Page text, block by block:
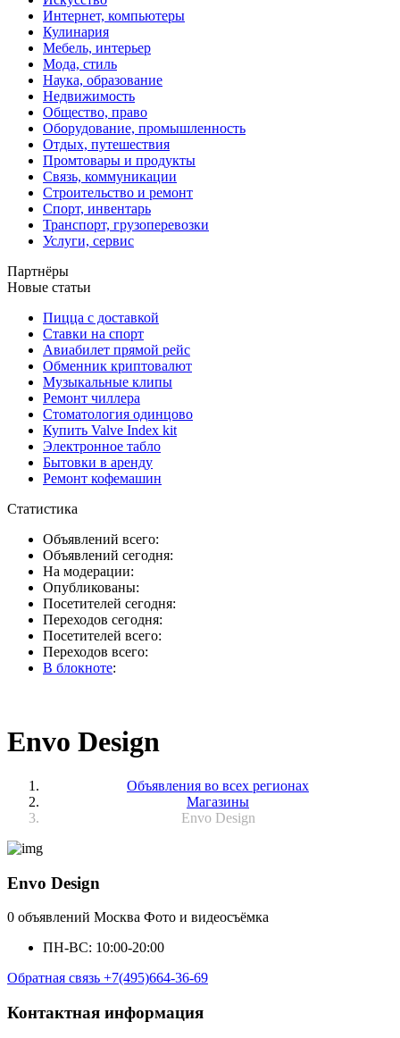
Интернет, компьютеры
Кулинария
Мебель, интерьер
Мода, стиль
Наука, образование
Недвижимость
Общество, право
Оборудование, промышленность
Отдых, путешествия
Промтовары и продукты
Связь, коммуникации
Строительство и ремонт
Спорт, инвентарь
Транспорт, грузоперевозки
Услуги, сервис
Партнёры
Новые статьи
Пицца с доставкой
Ставки на спорт
Авиабилет прямой рейс
Обменник криптовалют
Музыкальные клипы
Ремонт чиллера
Стоматология одинцово
Купить Valve Index kit
Электронное табло
Бытовки в аренду
Ремонт кофемашин
Статистика
Объявлений всего:
Объявлений сегодня:
На модерации:
Опубликованы:
Посетителей сегодня:
Переходов сегодня:
Посетителей всего:
Переходов всего:
В блокноте:
Envo Design
Объявления во всех регионах
Магазины
Envo Design
Envo Design
0 объявлений Москва Фото и видеосъёмка
ПН-ВС: 10:00-20:00
Обратная связь +7(495)664-36-69
Контактная информация